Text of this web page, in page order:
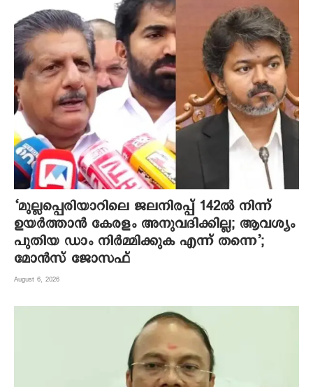
‘മുല്ലപ്പെരിയാറിലെ ജലനിരപ്പ് 142ല്‍ നിന്ന്
ഉയര്‍ത്താന്‍ കേരളം അനുവദിക്കില്ല; ആവശ്യം
പുതിയ ഡാം നിര്‍മ്മിക്കുക എന്ന് തന്നെ’;
മോന്‍സ് ജോസഫ്
August 6, 2026